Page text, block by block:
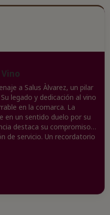
a Salus Àlvarez, un pilar
legado y dedicación al vino
en la comarca. La
en un sentido duelo por su
destaca su compromiso
de servicio. Un recordatorio